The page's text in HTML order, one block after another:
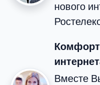
нового
Вместе